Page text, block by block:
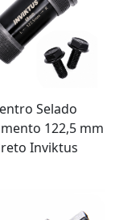
Selado
122,5 mm
Inviktus